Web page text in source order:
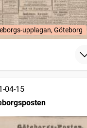
upplagan, Göteborg
04-15